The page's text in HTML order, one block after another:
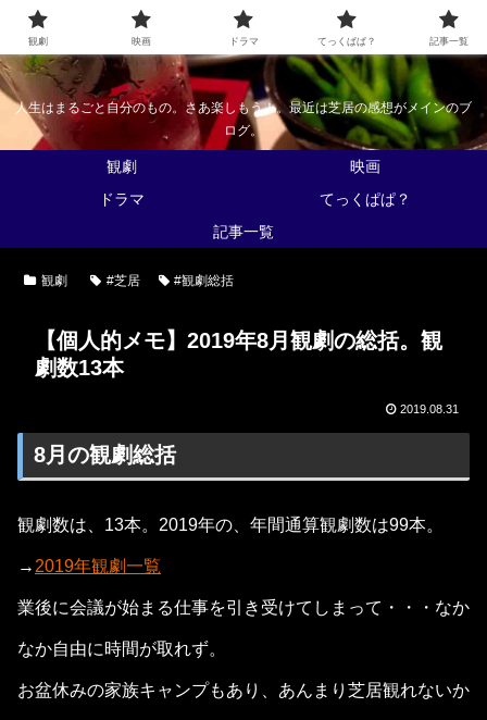
なんかくうかい
人生はまるごと自分のもの。さあ楽しもう！。最近は芝居の感想がメインのブ
ログ。
観劇
映画
ドラマ
てっくぱぱ？
記事一覧
観劇 #芝居 #観劇総括
【個人的メモ】2019年8月観劇の総括。観
劇数13本
2019.08.31
8月の観劇総括
観劇数は、13本。2019年の、年間通算観劇数は99本。
→ 2019年観劇一覧
業後に会議が始まる仕事を引き受けてしまって・・・なか
なか自由に時間が取れず。
お盆休みの家族キャンプもあり、あんまり芝居観れないか
観劇 映画 ドラマ てっくぱぱ？ 記事一覧